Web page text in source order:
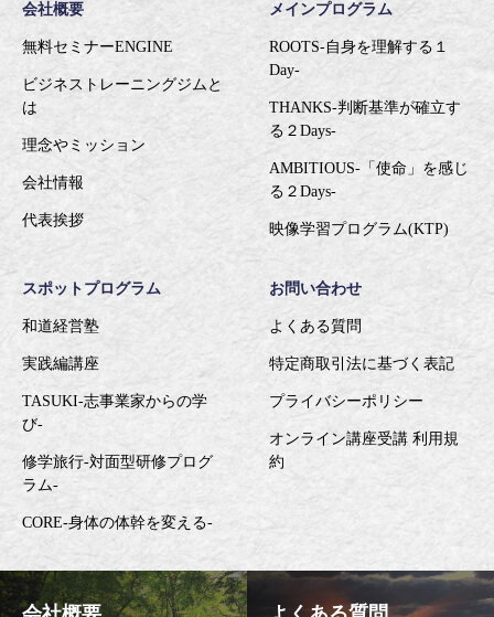
会社概要
無料セミナーENGINE
ビジネストレーニングジムと
は
理念やミッション
会社情報
代表挨拶
メインプログラム
ROOTS-自身を理解する１
Day-
THANKS-判断基準が確立す
る２Days-
AMBITIOUS-「使命」を感じ
る２Days-
映像学習プログラム(KTP)
スポットプログラム
和道経営塾
実践編講座
TASUKI-志事業家からの学
び-
修学旅行-対面型研修プログ
ラム-
CORE-身体の体幹を変える-
お問い合わせ
よくある質問
特定商取引法に基づく表記
プライバシーポリシー
オンライン講座受講 利用規
約